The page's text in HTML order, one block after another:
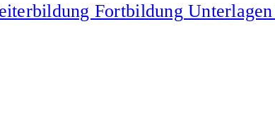
FortbildungUnterlagen